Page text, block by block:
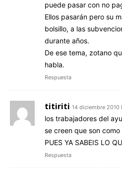
puede pasar con no
Ellos pasarán pero su
bolsillo, a las
durante años.
De ese tema, zotano
habla.
Respuesta
titiriti 14 diciembre 2010
los trabajadores del
se creen que son
PUES YA SABEIS LO
Respuesta